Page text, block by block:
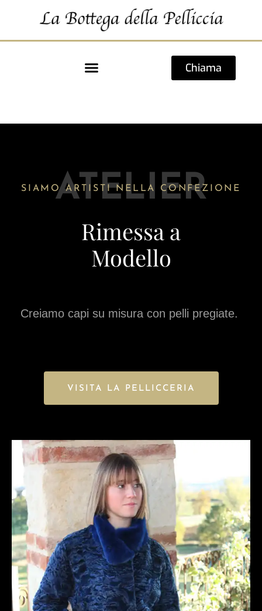
Chiama
ATELIER
SIAMO ARTISTI NELLA CONFEZIONE
Rimessa a
Modello
Creiamo capi su misura con pelli pregiate.
VISITA LA PELLICCERIA